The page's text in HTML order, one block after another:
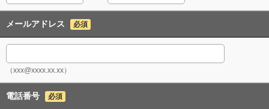
メールアドレス 必須
（xxx@xxxx.xx.xx）
電話番号 必須